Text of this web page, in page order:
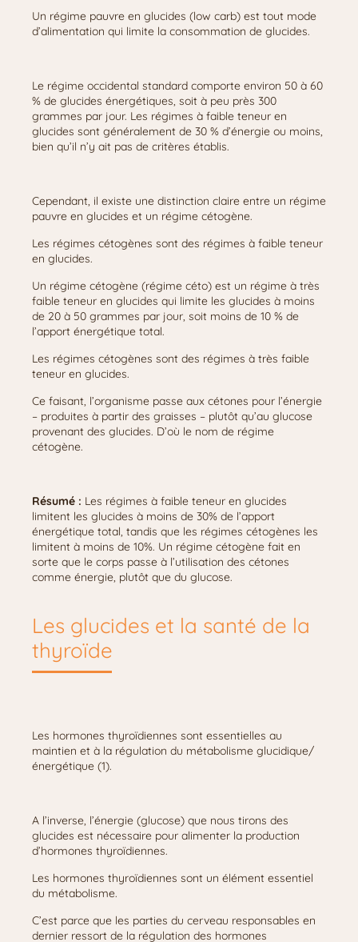
Un régime pauvre en glucides (low carb) est tout mode
d’alimentation qui limite la consommation de glucides.
Le régime occidental standard comporte environ 50 à 60
% de glucides énergétiques, soit à peu près 300
grammes par jour. Les régimes à faible teneur en
glucides sont généralement de 30 % d’énergie ou moins,
bien qu’il n’y ait pas de critères établis.
Cependant, il existe une distinction claire entre un régime
pauvre en glucides et un régime cétogène.
Les régimes cétogènes sont des régimes à faible teneur
en glucides.
Un régime cétogène (régime céto) est un régime à très
faible teneur en glucides qui limite les glucides à moins
de 20 à 50 grammes par jour, soit moins de 10 % de
l’apport énergétique total.
Les régimes cétogènes sont des régimes à très faible
teneur en glucides.
Ce faisant, l’organisme passe aux cétones pour l’énergie
– produites à partir des graisses – plutôt qu’au glucose
provenant des glucides. D’où le nom de régime
cétogène.
Résumé : Les régimes à faible teneur en glucides
limitent les glucides à moins de 30% de l’apport
énergétique total, tandis que les régimes cétogènes les
limitent à moins de 10%. Un régime cétogène fait en
sorte que le corps passe à l’utilisation des cétones
comme énergie, plutôt que du glucose.
Les glucides et la santé de la
thyroïde
Les hormones thyroïdiennes sont essentielles au
maintien et à la régulation du métabolisme glucidique/
énergétique (1).
A l’inverse, l’énergie (glucose) que nous tirons des
glucides est nécessaire pour alimenter la production
d’hormones thyroïdiennes.
Les hormones thyroïdiennes sont un élément essentiel
du métabolisme.
C’est parce que les parties du cerveau responsables en
dernier ressort de la régulation des hormones